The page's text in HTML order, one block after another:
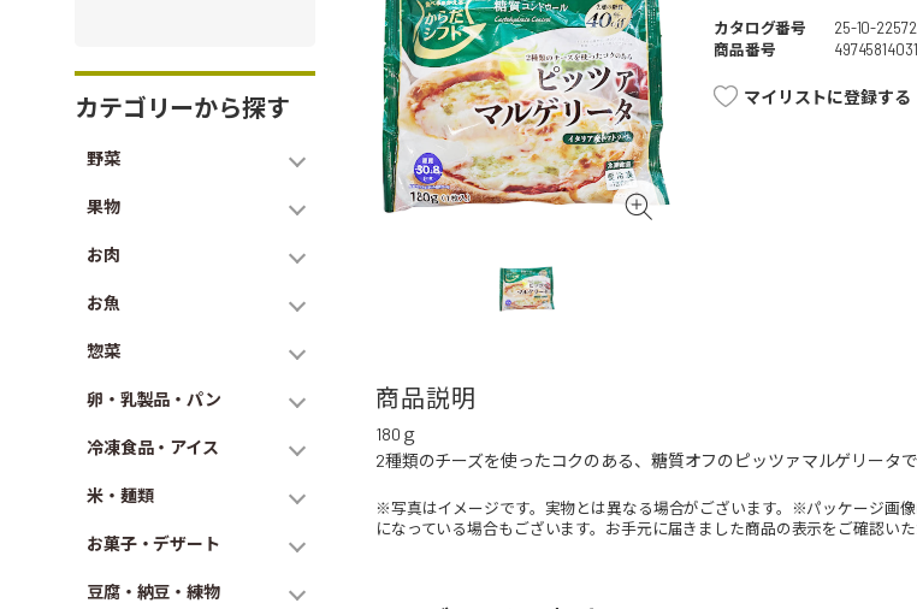
カテゴリーから探す
野菜
果物
お肉
お魚
惣菜
卵・乳製品・パン
冷凍食品・アイス
米・麺類
お菓子・デザート
豆腐・納豆・練物
カタログ番号
25-10-22572
商品番号
マイリストに登録する
商品説明
180ｇ
2種類のチーズを使ったコクのある、糖質オフのピッツァマルゲリータで
※写真はイメージです。実物とは異なる場合がございます。※パッケージ画
になっている場合もございます。お手元に届きました商品の表示をご確認いた